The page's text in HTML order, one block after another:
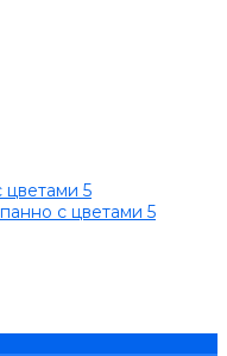
с цветами 5